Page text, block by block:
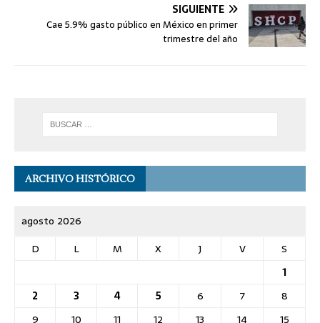
SIGUIENTE
Cae 5.9% gasto público en México en primer
trimestre del año
ARCHIVO HISTÓRICO
agosto 2026
D
L M X J V
S
1
2
3 4 5 6 7
8
9
10 11 12 13 14
15